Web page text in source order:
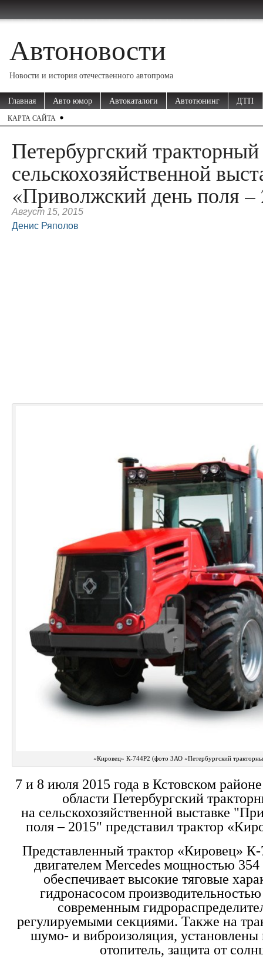
Автоновости
Новости и история отечественного автопрома
Главная Авто юмор Автокаталоги Автотюнинг ДТП
КАРТА САЙТА
Петербургский тракторный
сельскохозяйственной
«Приволжский день поля –
Август 15, 2015
Денис Ряполов
«Кировец» К-744Р2 (фото ЗАО «Петербургский
7 и 8 июля 2015 года в Кстовском
области Петербургский
на сельскохозяйственной выставке
поля – 2015" представил трактор
Представленный трактор «Кировец»
двигателем Mercedes мощностью
обеспечивает высокие тяговые
гидронасосом
современным
регулируемыми секциями. Также на
шумо- и виброизоляция, установлены
отопитель, защита от